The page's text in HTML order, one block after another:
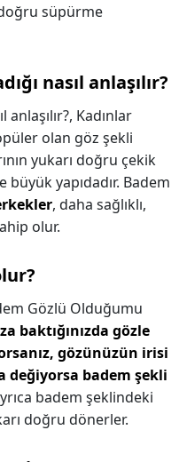
süpürme
nasıl anlaşılır?
Kadınlar
olan göz şekli
yukarı doğru çekik
yapıdadır. Badem
, daha sağlıklı,
olur.
Gözlü Olduğumu
baktığınızda gözle
gözünüzün irisi
değiyorsa badem şekli
badem şeklindeki
doğru dönerler.